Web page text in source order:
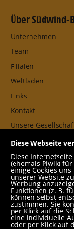
Über Südwind-
Unternehmen
Team
Filialen
Weltladen
Links
Kontakt
Unsere
AGB
Impressum
Datenschutz- und
Freund:innen
Service
Jobs
Diese Webseite
Diese
(ehemals Piwik)
einige Cookies
unserer Website
Werbung
Funktionen (z. B.
können selbst
zustimmen. Sie
per Klick auf die
eine individuelle
oder per Klick auf